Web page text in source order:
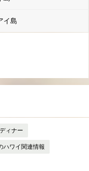
イ島
ディナー
ハワイ関連情報